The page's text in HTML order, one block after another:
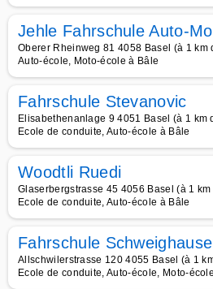
Jehle Fahrschule Auto-
Oberer Rheinweg 81 4058 Basel (à 1 km
Auto-école, Moto-école à Bâle
Fahrschule Stevanovic
Elisabethenanlage 9 4051 Basel (à 1 km
Ecole de conduite, Auto-école à Bâle
Woodtli Ruedi
Glaserbergstrasse 45 4056 Basel (à 1
Ecole de conduite, Auto-école à Bâle
Fahrschule
Allschwilerstrasse 120 4055 Basel (à 1
Ecole de conduite, Auto-école, Moto-